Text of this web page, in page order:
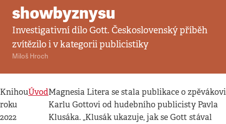
showbyznysu
Investigativní dílo Gott. Československý příběh
zvítězilo i v kategorii publicistiky
Miloš Hroch
Knihou
roku
2022
ÚvodMagnesia Litera se stala publikace o zpěvákovi
Karlu Gottovi od hudebního publicisty Pavla
Klusáka. „Klusák ukazuje, jak se Gott stával